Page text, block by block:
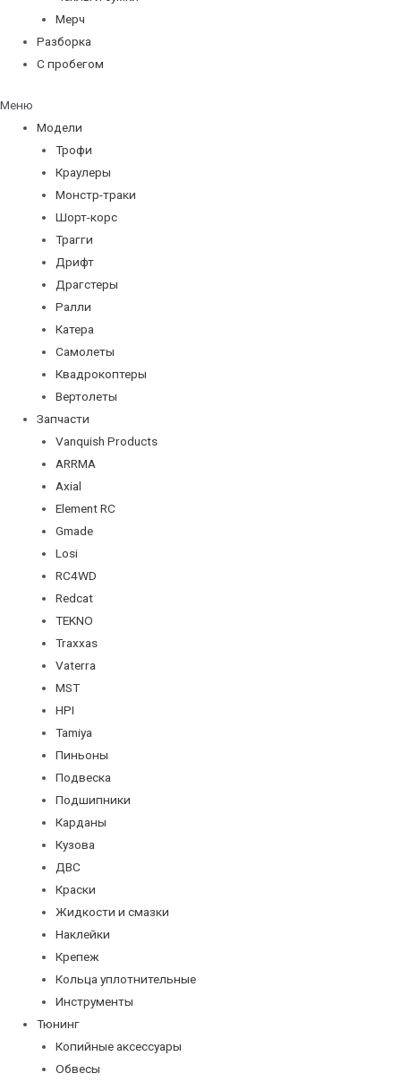
Мерч
Разборка
С пробегом
Меню
Модели
Трофи
Краулеры
Монстр-траки
Шорт-корс
Трагги
Дрифт
Драгстеры
Ралли
Катера
Самолеты
Квадрокоптеры
Вертолеты
Запчасти
Vanquish Products
ARRMA
Axial
Element RC
Gmade
Losi
RC4WD
Redcat
TEKNO
Traxxas
Vaterra
MST
HPI
Tamiya
Пиньоны
Подвеска
Подшипники
Карданы
Кузова
ДВС
Краски
Жидкости и смазки
Наклейки
Крепеж
Кольца уплотнительные
Инструменты
Тюнинг
Копийные аксессуары
Обвесы